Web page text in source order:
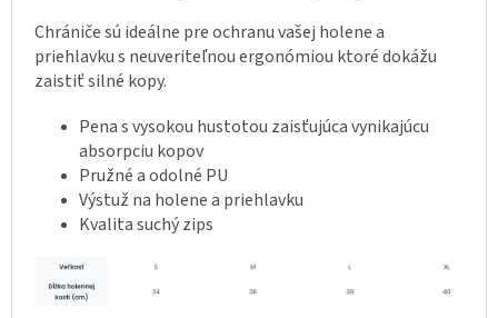
Chrániče sú ideálne pre ochranu vašej holene a
priehlavku s neuveriteľnou ergonómiou ktoré dokážu
zaistiť silné kopy.
Pena s vysokou hustotou zaisťujúca vynikajúcu
absorpciu kopov
Pružné a odolné PU
Výstuž na holene a priehlavku
Kvalita suchý zips